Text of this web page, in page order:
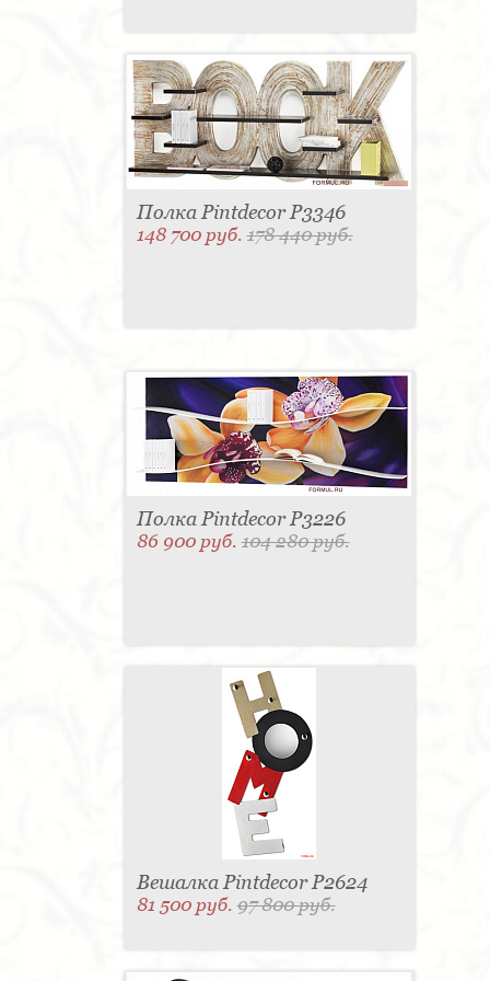
Полка Pintdecor P3346
148 700 руб.178 440 руб.
Полка Pintdecor P3226
86 900 руб.104 280 руб.
Вешалка Pintdecor P2624
81 500 руб.97 800 руб.